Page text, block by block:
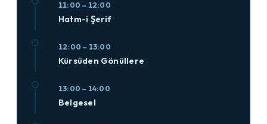
11:00 – 12:00
Hatm-i Şerif
12:00 – 13:00
Kürsüden Gönüllere
13:00 – 14:00
Belgesel